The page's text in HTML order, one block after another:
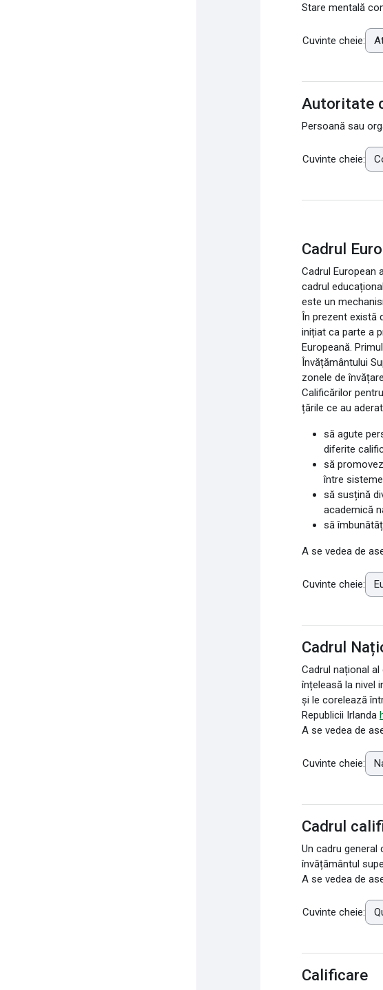
Stare mentală
Cuvinte cheie:
Autoritate
Persoană sau
Cuvinte cheie:
Cadrul
Cadrul European
cadrul
este un
În prezent există
inițiat ca parte a
Europeană.
Învățământului
zonele de
Calificărilor
țările ce au
să agute
diferite
să
între
să susțină
academică
să
A se vedea de
Cuvinte cheie:
Cadrul
Cadrul național
înțeleasă la nivel
și le corelează
Republicii Irlanda
A se vedea de
Cuvinte cheie:
Cadrul
Un cadru
învățământul
A se vedea de
Cuvinte cheie:
Calificare